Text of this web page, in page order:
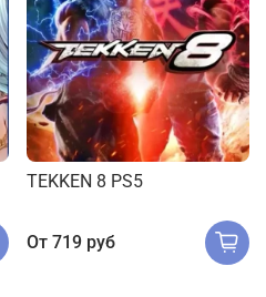
TEKKEN 8 PS5
От 719 руб